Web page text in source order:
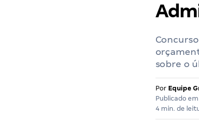
sobre o
Por Equipe
Publicado em
4 min. de